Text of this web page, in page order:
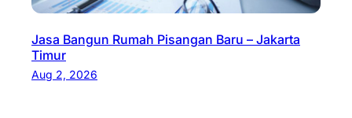
Jasa Bangun Rumah Pisangan Baru – Jakarta
Timur
Aug 2, 2026